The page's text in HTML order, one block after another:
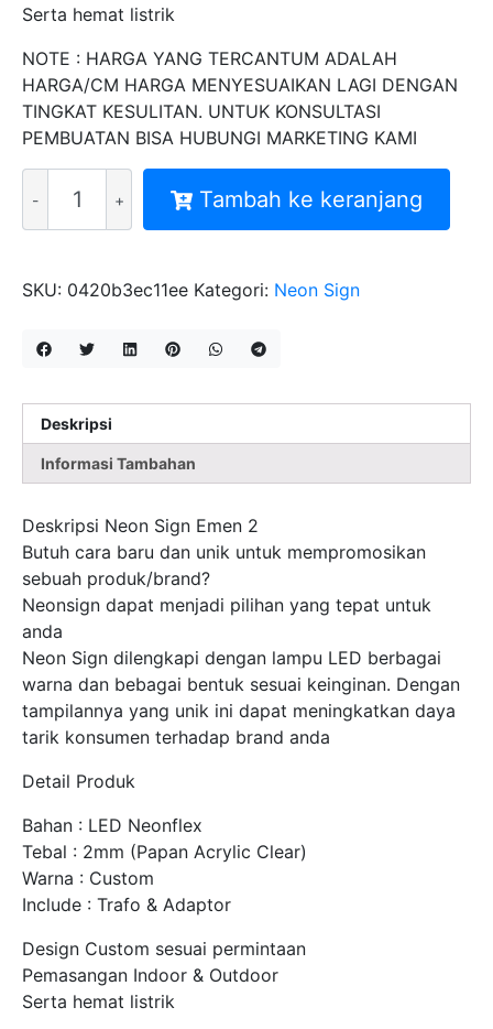
Serta hemat listrik
NOTE : HARGA YANG TERCANTUM ADALAH
HARGA/CM HARGA MENYESUAIKAN LAGI DENGAN
TINGKAT KESULITAN. UNTUK KONSULTASI
PEMBUATAN BISA HUBUNGI MARKETING KAMI
HARGA
NEON
EMEN
Tambah ke keranjang
SKU: 0420b3ec11ee Kategori: Neon Sign
Deskripsi
Informasi Tambahan
Deskripsi Neon Sign Emen 2
Butuh cara baru dan unik untuk mempromosikan
sebuah produk/brand?
Neonsign dapat menjadi pilihan yang tepat untuk
anda
Neon Sign dilengkapi dengan lampu LED berbagai
warna dan bebagai bentuk sesuai keinginan. Dengan
tampilannya yang unik ini dapat meningkatkan daya
tarik konsumen terhadap brand anda
Detail Produk
Bahan : LED Neonflex
Tebal : 2mm (Papan Acrylic Clear)
Warna : Custom
Include : Trafo & Adaptor
Design Custom sesuai permintaan
Pemasangan Indoor & Outdoor
Serta hemat listrik